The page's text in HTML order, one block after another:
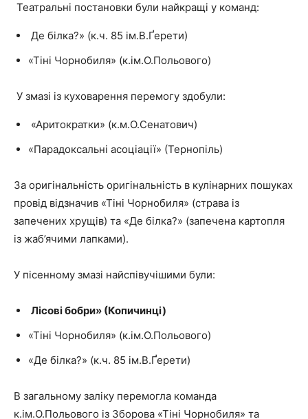
Театральні постановки були найкращі у команд:
Де білка?» (к.ч. 85 ім.В.Ґерети)
«Тіні Чорнобиля» (к.ім.О.Польового)
У змазі із куховарення перемогу здобули:
«Аритократки» (к.м.О.Сенатович)
«Парадоксальні асоціації» (Тернопіль)
За оригінальність оригінальність в кулінарних пошуках
провід відзначив «Тіні Чорнобиля» (страва із
запечених хрущів) та «Де білка?» (запечена картопля
із жаб’ячими лапками).
У пісенному змазі найспівучішими були:
Лісові бобри» (Копичинці)
«Тіні Чорнобиля» (к.ім.О.Польового)
«Де білка?» (к.ч. 85 ім.В.Ґерети)
В загальному заліку перемогла команда
к.ім.О.Польового із Зборова «Тіні Чорнобиля» та